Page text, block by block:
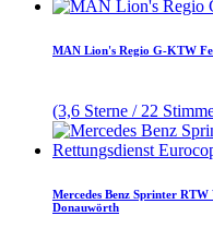
MAN Lion's Regio G-KTW
(3,6 Sterne / 22
Mercedes Benz Sprinter
Donauwörth